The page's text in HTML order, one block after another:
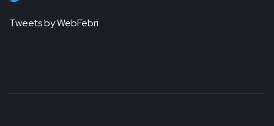
Tweets by WebFebri